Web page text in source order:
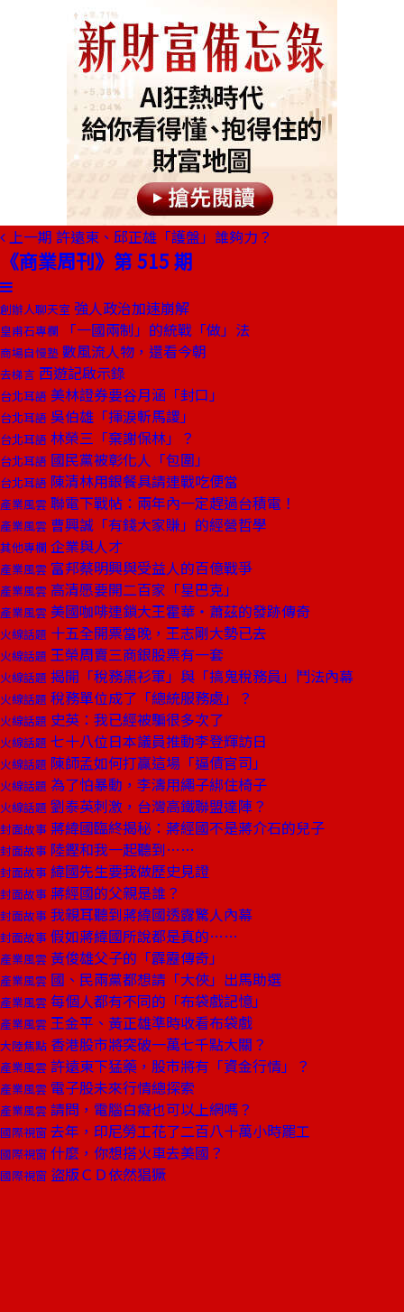
上一期 許遠東、邱正雄「護盤」誰夠力？
《商業周刊》第 515 期
創辦人聊天室 強人政治加速崩解
皇甫石專欄 「一國兩制」的統戰「做」法
商場自慢塾 數風流人物，還看今朝
去梯言 西遊記啟示錄
台北耳語 美林證券要谷月涵「封口」
台北耳語 吳伯雄「揮淚斬馬謖」
台北耳語 林榮三「棄謝保林」？
台北耳語 國民黨被彰化人「包圍」
台北耳語 陳清林用銀餐具請連戰吃便當
產業風雲 聯電下戰帖：兩年內一定趕過台積電！
產業風雲 曹興誠「有錢大家賺」的經營哲學
其他專欄 企業與人才
產業風雲 富邦蔡明興與受益人的百億戰爭
產業風雲 高清愿要開二百家「星巴克」
產業風雲 美國咖啡連鎖大王霍華‧蕭茲的發跡傳奇
火線話題 十五全開票當晚，王志剛大勢已去
火線話題 王榮周賣三商銀股票有一套
火線話題 揭開「稅務黑衫軍」與「搞鬼稅務員」鬥法內幕
火線話題 稅務單位成了「總統服務處」？
火線話題 史英：我已經被騙很多次了
火線話題 七十八位日本議員推動李登輝訪日
火線話題 陳師孟如何打贏這場「逼債官司」
火線話題 為了怕暴動，李濤用繩子綁住椅子
火線話題 劉泰英刺激，台灣高鐵聯盟達陣？
封面故事 蔣緯國臨終揭秘：蔣經國不是蔣介石的兒子
封面故事 陸鏗和我一起聽到……
封面故事 緯國先生要我做歷史見證
封面故事 蔣經國的父親是誰？
封面故事 我親耳聽到蔣緯國透露驚人內幕
封面故事 假如蔣緯國所說都是真的……
產業風雲 黃俊雄父子的「霹靂傳奇」
產業風雲 國、民兩黨都想請「大俠」出馬助選
產業風雲 每個人都有不同的「布袋戲記憶」
產業風雲 王金平、黃正雄準時收看布袋戲
大陸焦點 香港股市將突破一萬七千點大關？
產業風雲 許遠東下猛藥，股市將有「資金行情」？
產業風雲 電子股未來行情總探索
產業風雲 請問，電腦白癡也可以上網嗎？
國際視窗 去年，印尼勞工花了二百八十萬小時罷工
國際視窗 什麼，你想搭火車去美國？
國際視窗 盜版ＣＤ依然猖獗